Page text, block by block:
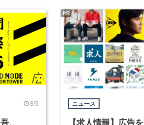
8/5
、
ニュース
【求人情報】広告
PR